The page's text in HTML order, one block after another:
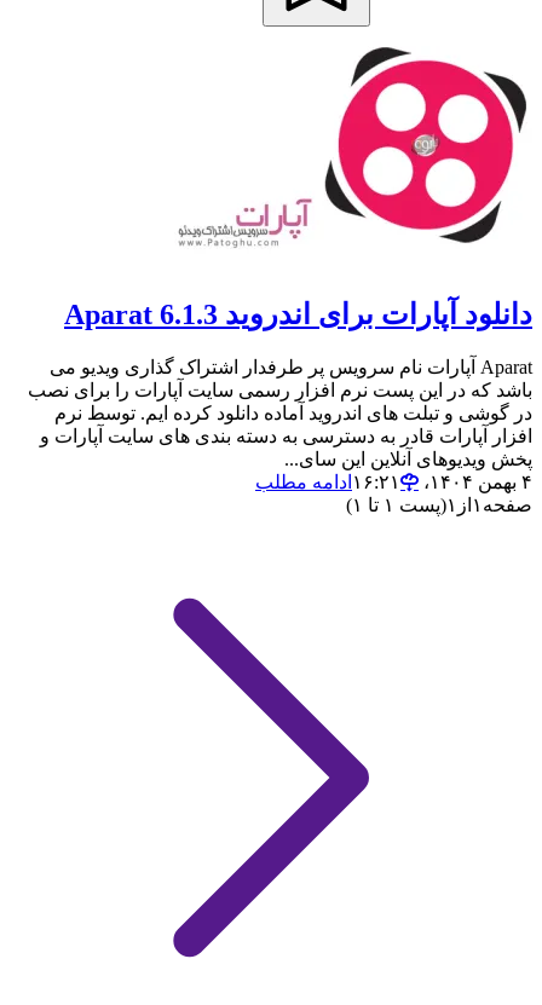
دانلود آپارات برای اندروید Aparat 6.1.3
Aparat آپارات نام سرویس پر طرفدار اشتراک گذاری ویدیو می
باشد که در این پست نرم افزار رسمی سایت آپارات را برای نصب
در گوشی و تبلت های اندروید آماده دانلود کرده ایم. توسط نرم
افزار آپارات قادر به دسترسی به دسته بندی های سایت آپارات و
پخش ویدیوهای آنلاین این سای...
۴ بهمن ۱۴۰۴،‏ ۱۶:۲۱
ادامه مطلب
صفحه ۱ از ۱(پست ۱ تا ۱)